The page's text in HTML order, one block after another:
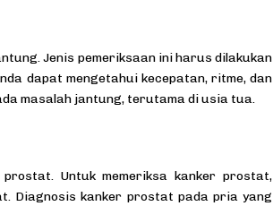
Jenis pemeriksaan ini harus dilakukan
dapat mengetahui kecepatan, ritme, dan
masalah jantung, terutama di usia tua.
Untuk memeriksa kanker prostat,
Diagnosis kanker prostat pada pria yang